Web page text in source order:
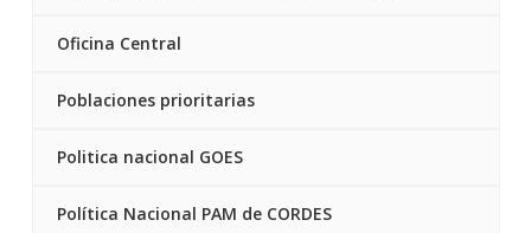
Oficina Central
Poblaciones prioritarias
Politica nacional GOES
Política Nacional PAM de CORDES